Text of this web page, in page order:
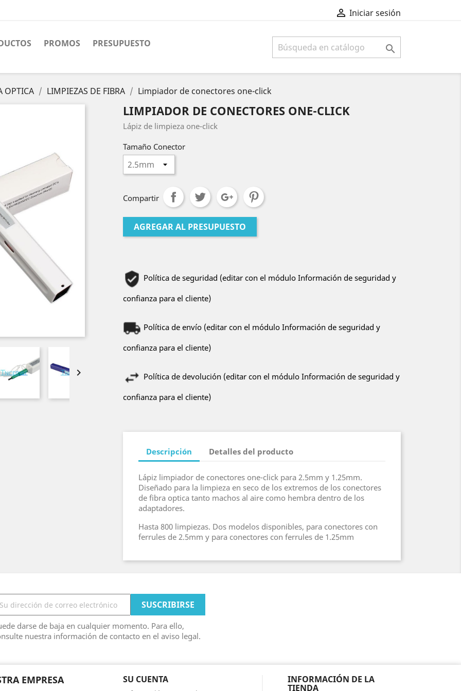
 Iniciar sesión
PROMOS PRESUPUESTO 
OPTICA LIMPIEZAS DE FIBRA Limpiador de conectores one-click

LIMPIADOR DE CONECTORES ONE-CLICK
Lápiz de limpieza one-click
Tamaño Conector
Compartir
AGREGAR AL PRESUPUESTO
Política de seguridad (editar con el módulo Información de seguridad y
confianza para el cliente)
Política de envío (editar con el módulo Información de seguridad y
confianza para el cliente)
Política de devolución (editar con el módulo Información de seguridad y
confianza para el cliente)
Descripción Detalles del producto
Lápiz limpiador de conectores one-click para 2.5mm y 1.25mm.
Diseñado para la limpieza en seco de los extremos de los conectores
de fibra optica tanto machos al aire como hembra dentro de los
adaptadores.
Hasta 800 limpiezas. Dos modelos disponibles, para conectores con
ferrules de 2.5mm y para conectores con ferrules de 1.25mm
darse de baja en cualquier momento. Para ello,
nuestra información de contacto en el aviso legal.
EMPRESA SU CUENTA INFORMACIÓN DE LA
TIENDA